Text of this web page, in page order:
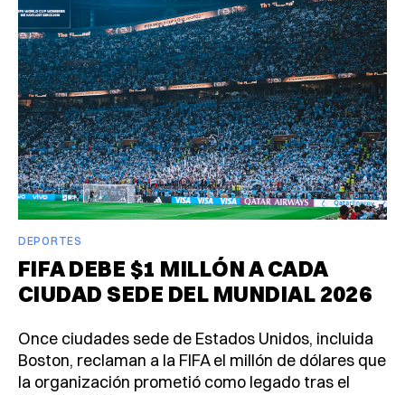
DEPORTES
FIFA DEBE $1 MILLÓN A CADA
CIUDAD SEDE DEL MUNDIAL 2026
Once ciudades sede de Estados Unidos, incluida
Boston, reclaman a la FIFA el millón de dólares que
la organización prometió como legado tras el